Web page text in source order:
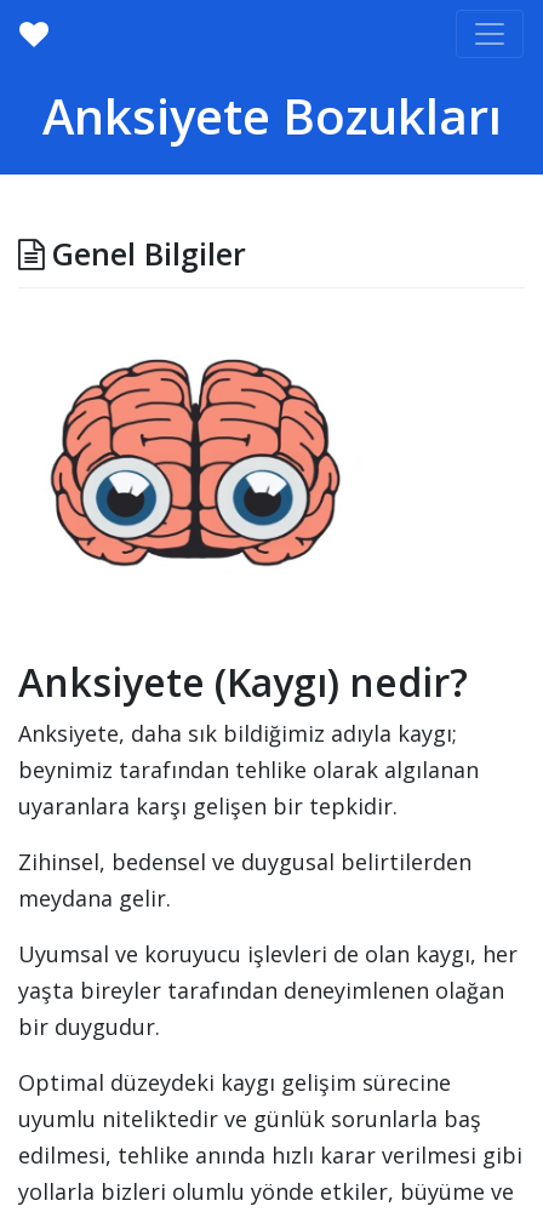
Anksiyete Bozukları
Genel Bilgiler
Anksiyete (Kaygı) nedir?
Anksiyete, daha sık bildiğimiz adıyla kaygı;
beynimiz tarafından tehlike olarak algılanan
uyaranlara karşı gelişen bir tepkidir.
Zihinsel, bedensel ve duygusal belirtilerden
meydana gelir.
Uyumsal ve koruyucu işlevleri de olan kaygı, her
yaşta bireyler tarafından deneyimlenen olağan
bir duygudur.
Optimal düzeydeki kaygı gelişim sürecine
uyumlu niteliktedir ve günlük sorunlarla baş
edilmesi, tehlike anında hızlı karar verilmesi gibi
yollarla bizleri olumlu yönde etkiler, büyüme ve